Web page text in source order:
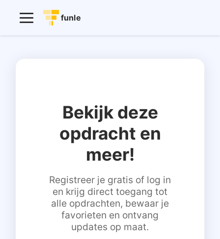
funle
Inloggen
Bekijk deze
opdracht en
meer!
Registreer je gratis of log in
en krijg direct toegang tot
alle opdrachten, bewaar je
favorieten en ontvang
updates op maat.